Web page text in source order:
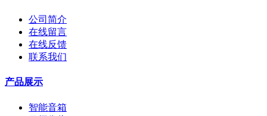
公司简介
在线留言
在线反馈
联系我们
产品展示
智能音箱